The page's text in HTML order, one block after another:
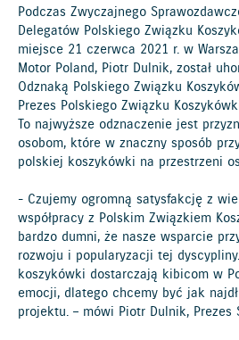
Podczas Zwyczajnego
Delegatów Polskiego Związku
miejsce 21 czerwca 2021 r. w
Motor Poland, Piotr Dulnik, został
Odznaką Polskiego Związku
Prezes Polskiego Związku
To najwyższe odznaczenie jest
osobom, które w znaczny sposób
polskiej koszykówki na przestrzeni
- Czujemy ogromną satysfakcję z
współpracy z Polskim Związkiem
bardzo dumni, że nasze wsparcie
rozwoju i popularyzacji tej
koszykówki dostarczają kibicom w
emocji, dlatego chcemy być jak
projektu. – mówi Piotr Dulnik, Prezes